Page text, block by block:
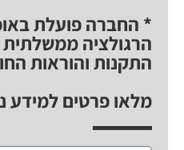
* החברה פועלת
הרגולציה
התקנות והוראות
מלאו פרטים למידע